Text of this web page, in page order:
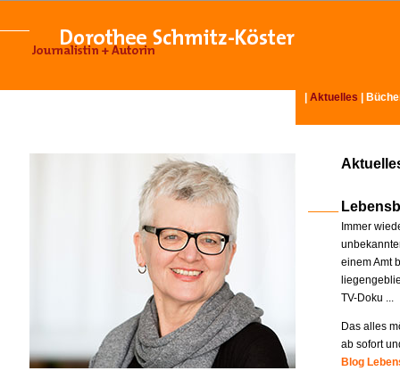
Aktuelles
Immer
einem Amt
TV-Doku ...
Das alles
ab sofort
Blog